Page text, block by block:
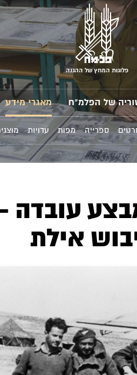
פלוגות המחץ של ההגנה
של הפלמ"ח מאגרי מידע
ספרייה מפות עדויות
עובדה
אילת